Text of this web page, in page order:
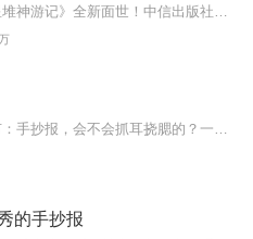
的手抄报